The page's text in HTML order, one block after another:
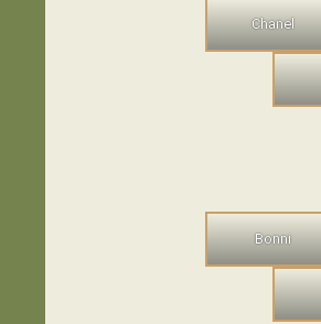
Chanel
Bonni